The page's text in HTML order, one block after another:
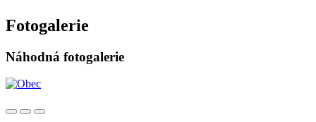
Fotogalerie
Náhodná fotogalerie